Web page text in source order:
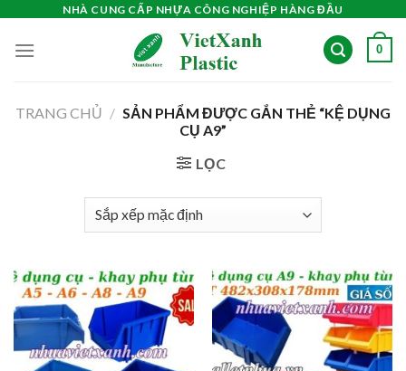
content
NHÀ CUNG CẤP NHỰA CÔNG NGHIỆP HÀNG ĐẦU
0
TRANG CHỦ / SẢN PHẨM ĐƯỢC GẮN THẺ “KỆ DỤNG
CỤ A9”
LỌC